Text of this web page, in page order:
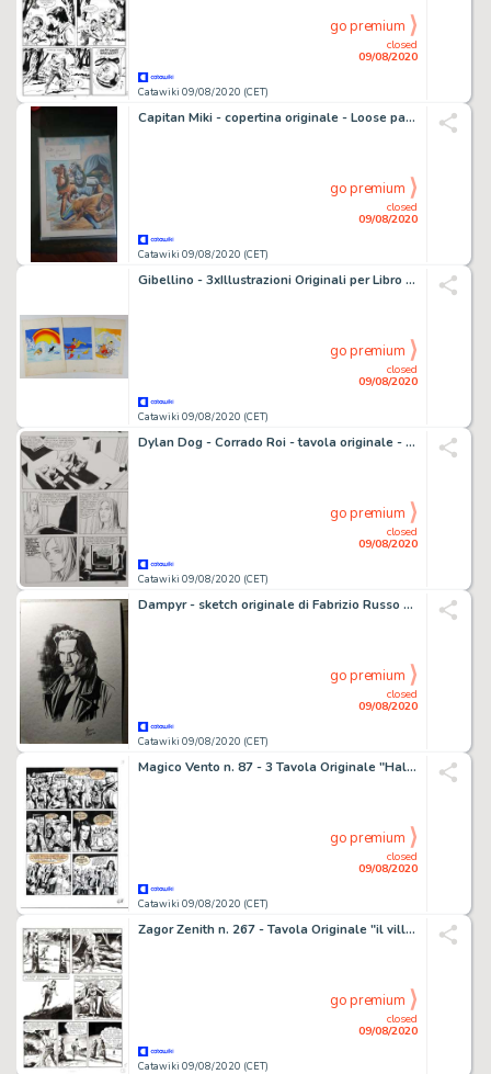
Catawiki 09/08/2020 (CET)
closed
09/08/2020
go premium
Capitan Miki - copertina originale - Loose page - (1960)
Catawiki 09/08/2020 (CET)
closed
09/08/2020
go premium
Gibellino - 3xIllustrazioni Originali per Libro per Infanzia - Firmate - Loose page - First edition
Catawiki 09/08/2020 (CET)
closed
09/08/2020
go premium
Dylan Dog - Corrado Roi - tavola originale - Loose page
Catawiki 09/08/2020 (CET)
closed
09/08/2020
go premium
Dampyr - sketch originale di Fabrizio Russo - Loose page
Catawiki 09/08/2020 (CET)
closed
09/08/2020
go premium
Magico Vento n. 87 - 3 Tavola Originale "Halloween" - Loose page - First edition - (2004)
Catawiki 09/08/2020 (CET)
closed
09/08/2020
go premium
Zagor Zenith n. 267 - Tavola Originale "il villaggio sommerso" - Loose page - First edition - (1983)
Catawiki 09/08/2020 (CET)
closed
09/08/2020
go premium